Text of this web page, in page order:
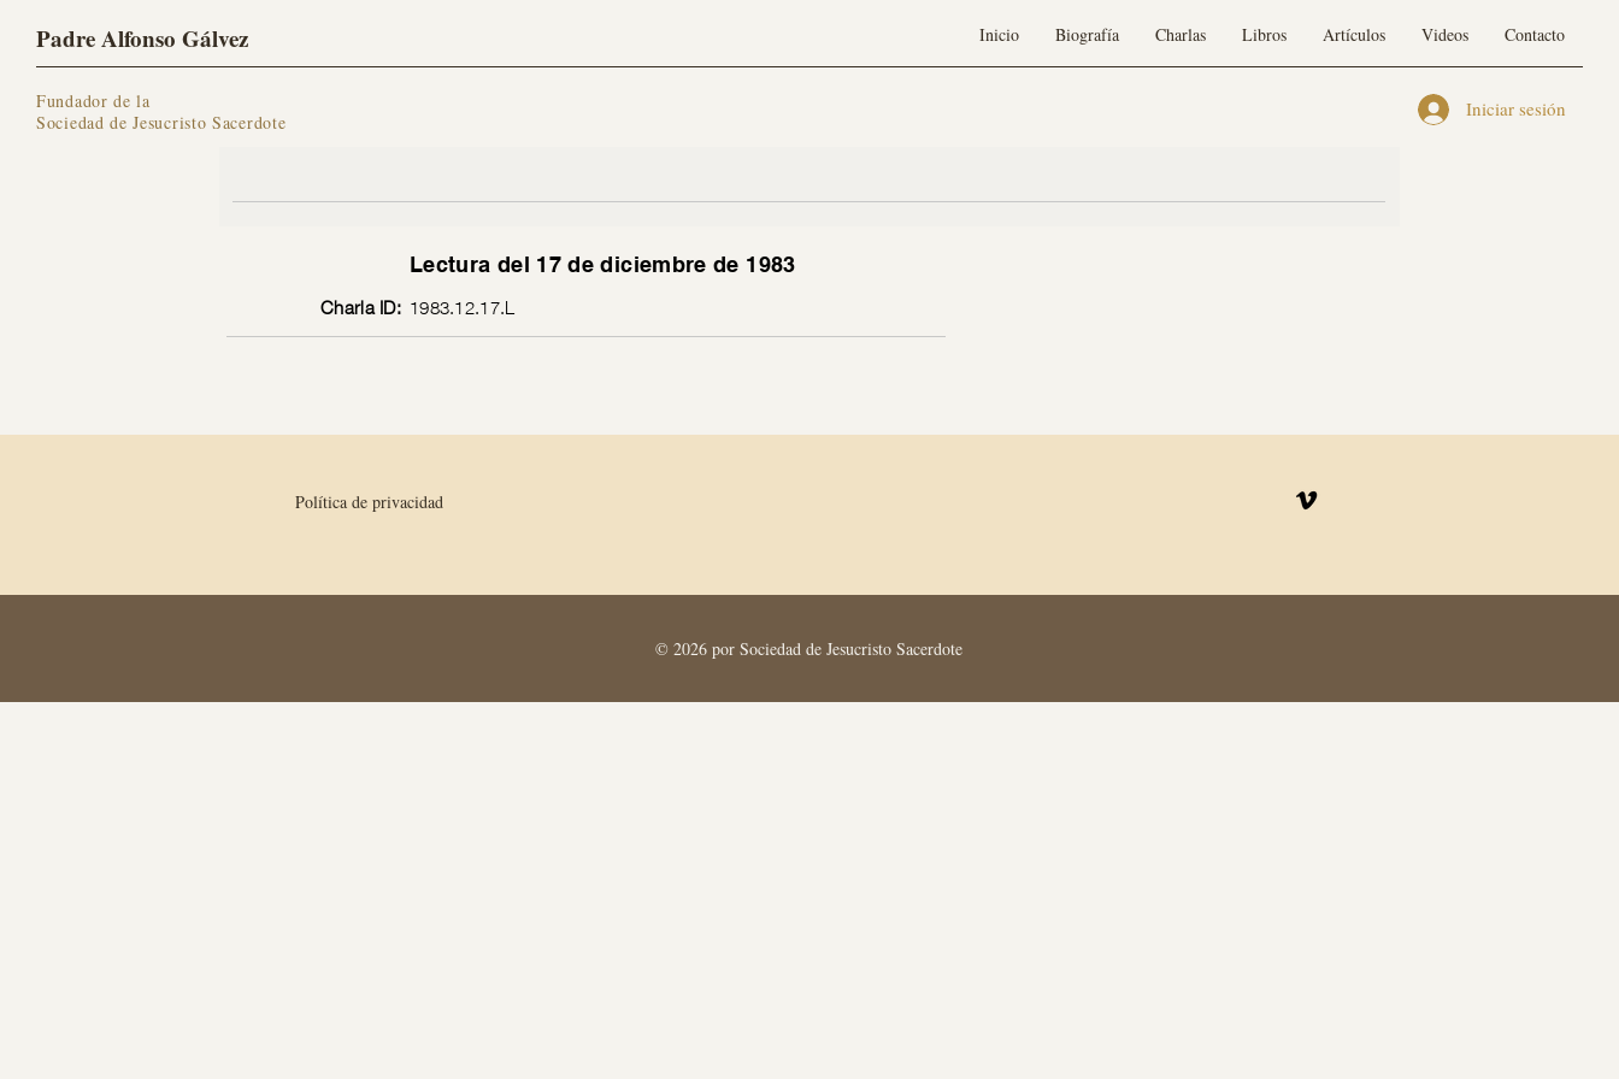
Padre Alfonso Gálvez
Fundador de la
Sociedad de Jesucristo Sacerdote
Inicio Biografía Charlas Libros Artículos Videos Contacto
Iniciar sesión
Lectura del 17 de diciembre de 1983
Charla ID: 1983.12.17.L
Política de privacidad
© 2026 por Sociedad de Jesucristo Sacerdote